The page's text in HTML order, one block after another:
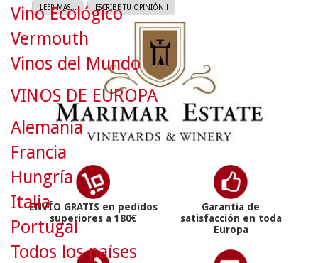
LEER MAS... ESCRIBE TU OPINIÓN !
ENVÍO GRATIS en pedidos
superiores a 180€
Garantía de
satisfacción en toda
Europa
Vino Ecológico
Vermouth
Vinos del Mundo
VINOS DE EUROPA
Alemania
Francia
Hungría
Italia
Portugal
Todos los países